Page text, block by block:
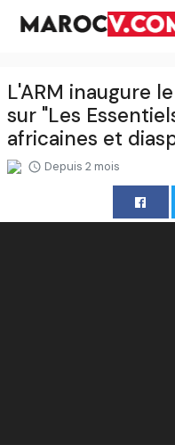
L'ARM inaugure
sur "Les
africaines et
Depuis 2 mois